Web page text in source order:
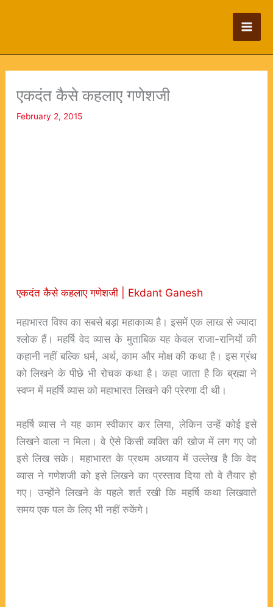
एकदंत कैसे कहलाए गणेशजी
February 2, 2015
एकदंत कैसे कहलाए गणेशजी | Ekdant Ganesh
महाभारत विश्व का सबसे बड़ा महाकाव्य है। इसमें एक लाख से ज्यादा
श्लोक हैं। महर्षि वेद व्यास के मुताबिक यह केवल राजा-रानियों की
कहानी नहीं बल्कि धर्म, अर्थ, काम और मोक्ष की कथा है। इस ग्रंथ
को लिखने के पीछे भी रोचक कथा है। कहा जाता है कि ब्रह्मा ने
स्वप्न में महर्षि व्यास को महाभारत लिखने की प्रेरणा दी थी।
महर्षि व्यास ने यह काम स्वीकार कर लिया, लेकिन उन्हें कोई इसे
लिखने वाला न मिला। वे ऐसे किसी व्यक्ति की खोज में लग गए जो
इसे लिख सके। महाभारत के प्रथम अध्याय में उल्लेख है कि वेद
व्यास ने गणेशजी को इसे लिखने का प्रस्ताव दिया तो वे तैयार हो
गए। उन्होंने लिखने के पहले शर्त रखी कि महर्षि कथा लिखवाते
समय एक पल के लिए भी नहीं रुकेंगे।